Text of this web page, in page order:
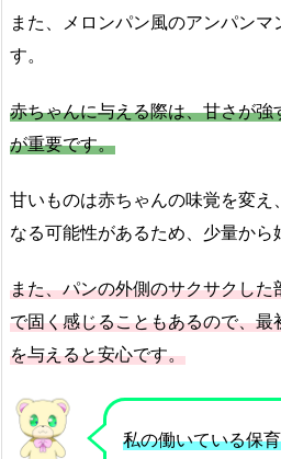
また、メロンパン風のアンパン
す。
赤ちゃんに与える際は、甘さが
が重要です。
甘いものは赤ちゃんの味覚を変え
なる可能性があるため、少量から
また、パンの外側のサクサクし
で固く感じることもあるので、
を与えると安心です。
私の働いている保